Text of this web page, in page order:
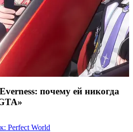
почему ей никогда
Perfect World